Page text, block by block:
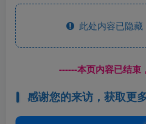
此处内容已隐藏
------本页内容已结束
感谢您的来访，获取更